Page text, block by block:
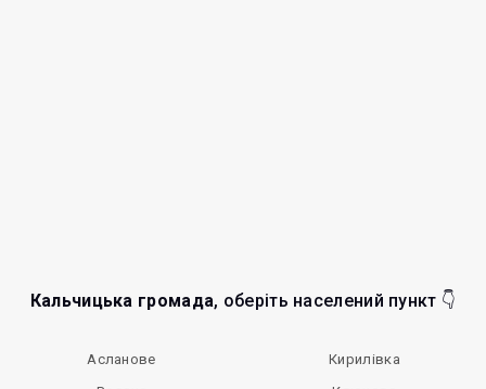
Кальчицька громада, оберіть населений пункт 👇
Асланове
Кирилівка